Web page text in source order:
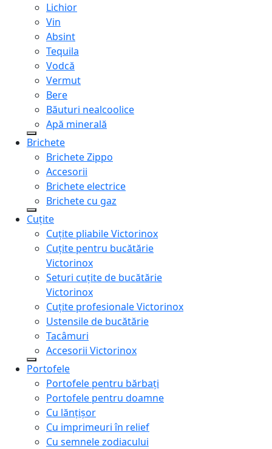
Lichior
Vin
Absint
Tequila
Vodcă
Vermut
Bere
Băuturi nealcoolice
Apă minerală
Brichete
Brichete Zippo
Accesorii
Brichete electrice
Brichete cu gaz
Cuțite
Cuțite pliabile Victorinox
Cuțite pentru bucătărie
Victorinox
Seturi cuțite de bucătărie
Victorinox
Cuțite profesionale Victorinox
Ustensile de bucătărie
Tacâmuri
Accesorii Victorinox
Portofele
Portofele pentru bărbați
Portofele pentru doamne
Cu lănțișor
Cu imprimeuri în relief
Cu semnele zodiacului